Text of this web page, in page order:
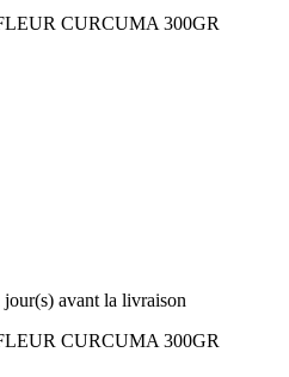
jour(s) avant la livraison